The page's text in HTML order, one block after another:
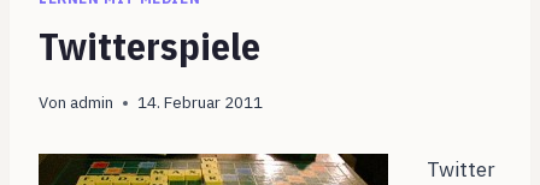
Twitterspiele
Von admin 14. Februar 2011
Twitter